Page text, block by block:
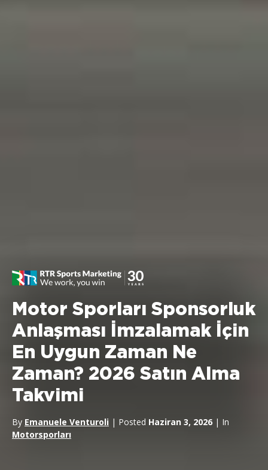
Motor Sporları Sponsorluk
Anlaşması İmzalamak İçin
En Uygun Zaman Ne
Zaman? 2026 Satın Alma
Takvimi
By Emanuele Venturoli | Posted Haziran 3, 2026 | In
Motorsporları